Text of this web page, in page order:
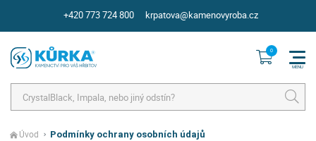
+420 773 724 800 krpatova@kamenovyroba.cz
Úvod Podmínky ochrany osobních údajů